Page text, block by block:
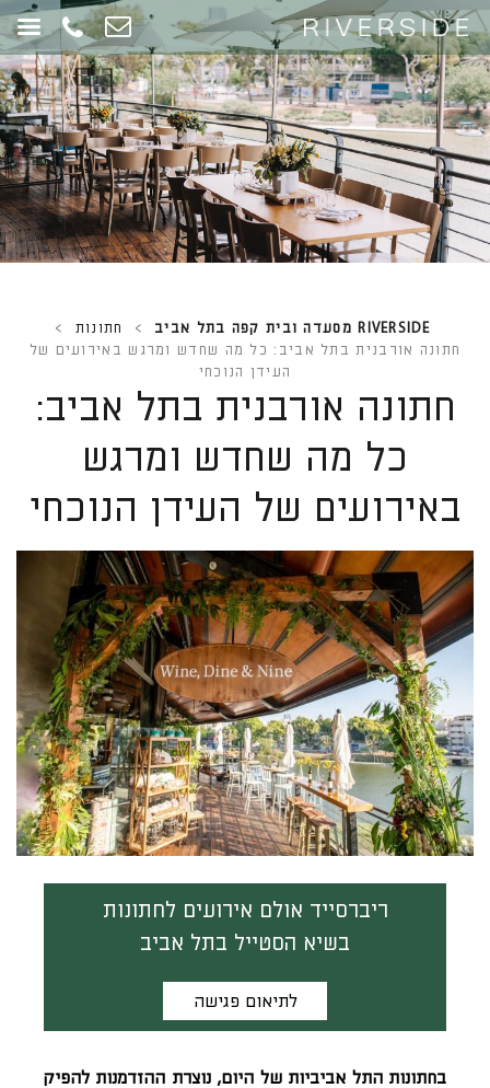
RIVERSIDE מסעדה ובית קפה בתל אביב > חתונות
>
חתונה אורבנית בתל אביב: כל מה שחדש ומרגש באירועים של
העידן הנוכחי
חתונה אורבנית בתל אביב:
כל מה שחדש ומרגש
באירועים של העידן הנוכחי
ריברסייד אולם אירועים לחתונות
בשיא הסטייל בתל אביב
לתיאום פגישה
בחתונות התל אביביות של היום, נוצרת ההזדמנות להפיק